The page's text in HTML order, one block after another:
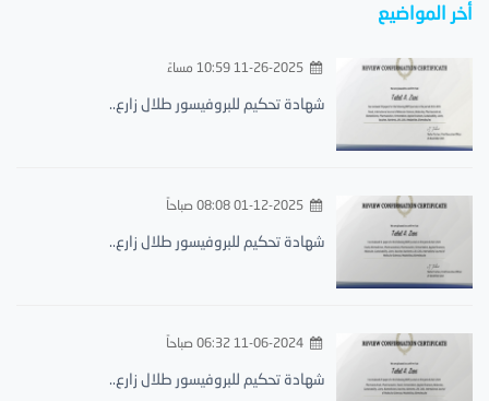
أخر المواضيع
11-26-2025 10:59 مساءً
شهادة تحكيم للبروفيسور طلال زارع..
01-12-2025 08:08 صباحاً
شهادة تحكيم للبروفيسور طلال زارع..
11-06-2024 06:32 صباحاً
شهادة تحكيم للبروفيسور طلال زارع..